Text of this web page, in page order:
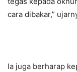
cara dibakar,”
Ia juga berharap